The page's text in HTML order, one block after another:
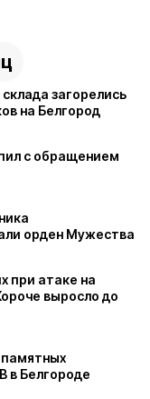
загорелись
на Белгород
с обращением
орден Мужества
при атаке на
выросло до
памятных
в Белгороде